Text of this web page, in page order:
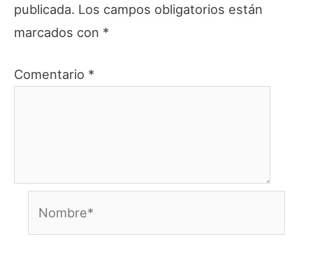
publicada. Los campos obligatorios están
marcados con *
Comentario *